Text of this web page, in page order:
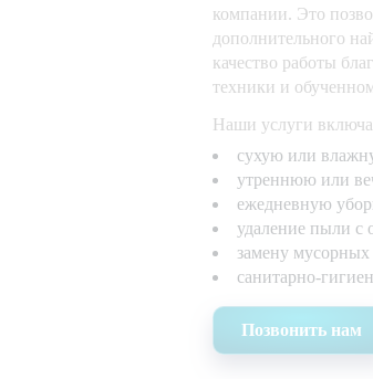
компании. Это
дополнительного
качество работы
техники и
Наши услуги
сухую или
утреннюю или
ежедневную
удаление пыли с
замену
санитарно-
Позвонить нам